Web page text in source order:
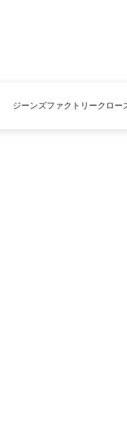
ジーンズファクトリークロー